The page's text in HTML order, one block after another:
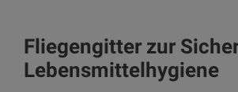
Fliegengitter zur
Lebensmittelhygiene